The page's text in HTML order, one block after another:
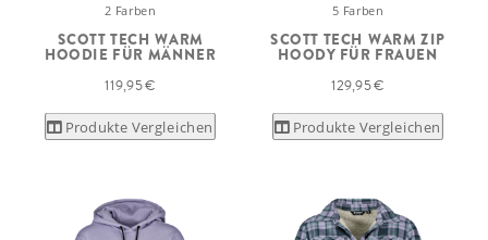
2 Farben
SCOTT TECH WARM
HOODIE FÜR MÄNNER
119,95 €
Produkte Vergleichen
5 Farben
SCOTT TECH WARM ZIP
HOODY FÜR FRAUEN
129,95 €
Produkte Vergleichen